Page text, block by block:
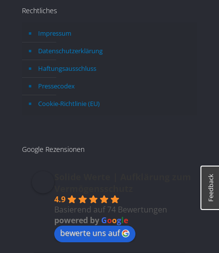
Rechtliches
Impressum
Datenschutzerklärung
Haftungsausschluss
Pressecodex
Cookie-Richtlinie (EU)
Google Rezensionen
4.9
Basierend auf 74 Bewertungen
powered by Google
bewerte uns auf
Feedback